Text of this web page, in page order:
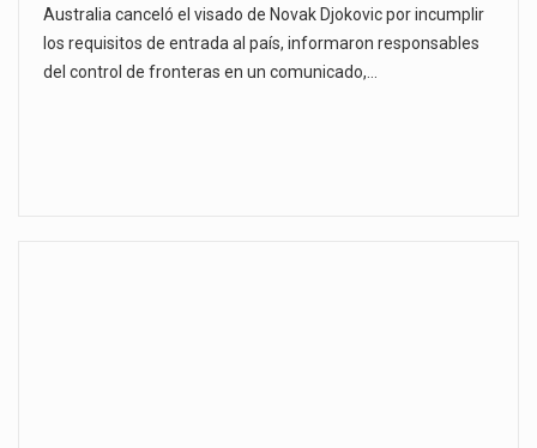
Australia canceló el visado de Novak Djokovic por incumplir
los requisitos de entrada al país, informaron responsables
del control de fronteras en un comunicado,…